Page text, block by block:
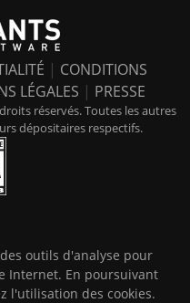
| CONDITIONS
LÉGALES | PRESSE
réservés. Toutes les autres
dépositaires respectifs.
outils d'analyse pour
Internet. En poursuivant
l'utilisation des cookies.